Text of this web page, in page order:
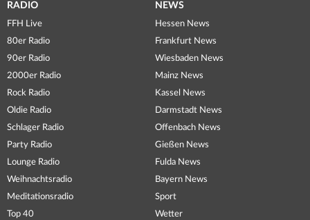
RADIO
FFH Live
80er Radio
90er Radio
2000er Radio
Rock Radio
Oldie Radio
Schlager Radio
Party Radio
Lounge Radio
Weihnachtsradio
Meditationsradio
Top 40
NEWS
Hessen News
Frankfurt News
Wiesbaden News
Mainz News
Kassel News
Darmstadt News
Offenbach News
Gießen News
Fulda News
Bayern News
Sport
Wetter